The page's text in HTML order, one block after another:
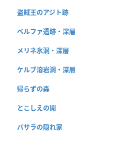
盗賊王のアジト跡
ベルファ遺跡・深層
メリネ氷洞・深層
ケルブ溶岩洞・深層
帰らずの森
とこしえの闇
バサラの隠れ家